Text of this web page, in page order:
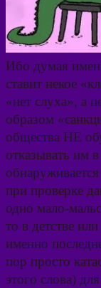
Ибо думая
ставит некое
«нет слуха», а
образом
общества НЕ
отказывать им
при проверке
одно мало-
то в детстве
именно
пор просто
этого слова)